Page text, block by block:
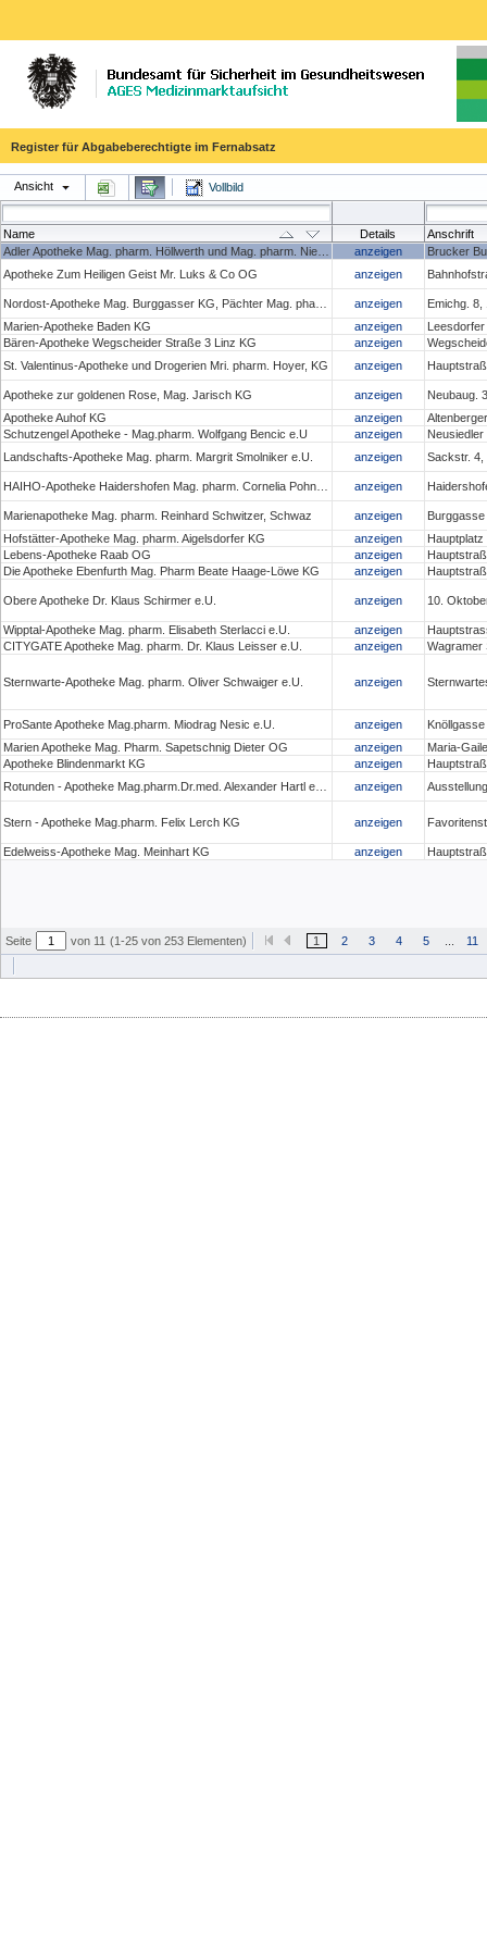
Register für Abgabeberechtigte im Fernabsatz
Ansicht Vollbild
Name Details
Anschrift
anzeigen
Brucker
Apotheke Zum Heiligen Geist Mr. Luks & Co OG
anzeigen
anzeigen
Emichg. 8,
Marien-Apotheke Baden KG
anzeigen
Bären-Apotheke Wegscheider Straße 3 Linz KG
anzeigen
St. Valentinus-Apotheke und Drogerien Mri. pharm. Hoyer, KG
anzeigen
Apotheke zur goldenen Rose, Mag. Jarisch KG anzeigen
Neubaug.
Apotheke Auhof KG
anzeigen
Schutzengel Apotheke - Mag.pharm. Wolfgang Bencic e.U
anzeigen
Landschafts-Apotheke Mag. pharm. Margrit Smolniker e.U.
anzeigen Sackstr. 4,
anzeigen
Marienapotheke Mag. pharm. Reinhard Schwitzer, Schwaz anzeigen
Hofstätter-Apotheke Mag. pharm. Aigelsdorfer KG
anzeigen
Lebens-Apotheke Raab OG
anzeigen
Die Apotheke Ebenfurth Mag. Pharm Beate Haage-Löwe KG
anzeigen
Obere Apotheke Dr. Klaus Schirmer e.U. anzeigen 10.
Wipptal-Apotheke Mag. pharm. Elisabeth Sterlacci e.U. anzeigen
CITYGATE Apotheke Mag. pharm. Dr. Klaus Leisser e.U.
anzeigen Wagramer
Sternwarte-Apotheke Mag. pharm. Oliver Schwaiger e.U. anzeigen
ProSante Apotheke Mag.pharm. Miodrag Nesic e.U. anzeigen
Marien Apotheke Mag. Pharm. Sapetschnig Dieter OG
anzeigen
Maria-
Apotheke Blindenmarkt KG
anzeigen
anzeigen
Stern - Apotheke Mag.pharm. Felix Lerch KG anzeigen
Edelweiss-Apotheke Mag. Meinhart KG anzeigen
Seite von 11 (1-25 von 253 Elementen) 1 2 3 4 5 11